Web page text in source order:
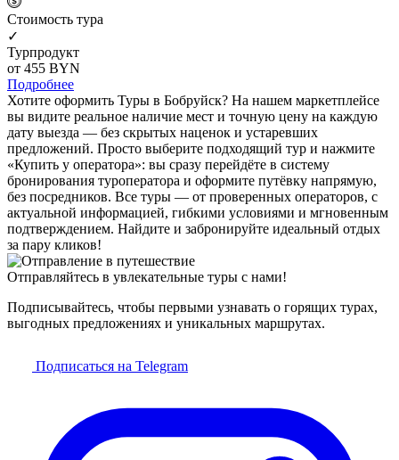
Cтоимость тура
✓
Турпродукт
от 455 BYN
Подробнее
Хотите оформить Туры в Бобруйск? На нашем маркетплейсе
вы видите реальное наличие мест и точную цену на каждую
дату выезда — без скрытых наценок и устаревших
предложений. Просто выберите подходящий тур и нажмите
«Купить у оператора»: вы сразу перейдёте в систему
бронирования туроператора и оформите путёвку напрямую,
без посредников. Все туры — от проверенных операторов, с
актуальной информацией, гибкими условиями и мгновенным
подтверждением. Найдите и забронируйте идеальный отдых
за пару кликов!
Отправляйтесь в увлекательные туры с нами!
Подписывайтесь, чтобы первыми узнавать о горящих турах,
выгодных предложениях и уникальных маршрутах.
Подписаться на Telegram